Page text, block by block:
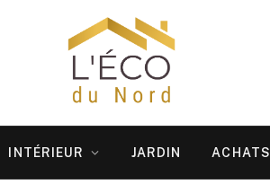
INTÉRIEUR JARDIN ACHATS